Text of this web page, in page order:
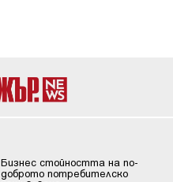
Бизнес стойността на по-
доброто потребителско